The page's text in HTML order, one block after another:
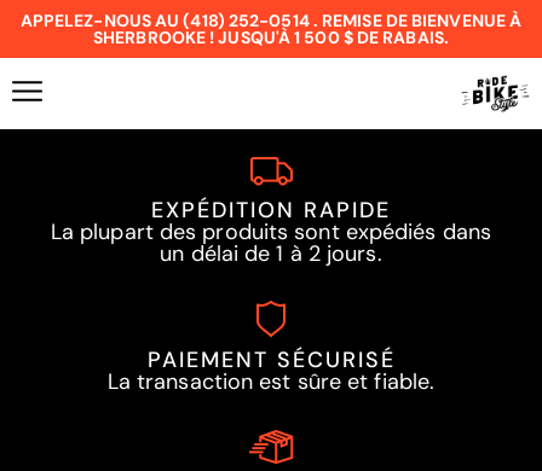
APPELEZ-NOUS AU (418) 252-0514 . REMISE DE BIENVENUE À
SHERBROOKE ! JUSQU'À 1 500 $ DE RABAIS.
EXPÉDITION RAPIDE
La plupart des produits sont expédiés dans
un délai de 1 à 2 jours.
PAIEMENT SÉCURISÉ
La transaction est sûre et fiable.